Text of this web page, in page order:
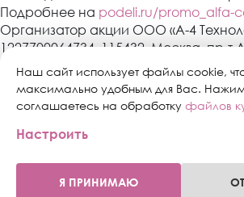
Наш сайт использует файлы cookie,
максимально удобным для Вас.
соглашаетесь на обработку файлов
Настроить
Я ПРИНИМАЮ
Подробнее на podeli.ru/promo_alfa-
Организатор акции ООО «А-4
1227700064734, 115432, Москва, пр-т
3, эт./пом./ком. 9/XIV/1. АО «Альфа-
Генеральная лицензия банка
января 2015 г. Скидка
оформлении Альфа-Карты в сервисе
ранее договорных отношений с АО